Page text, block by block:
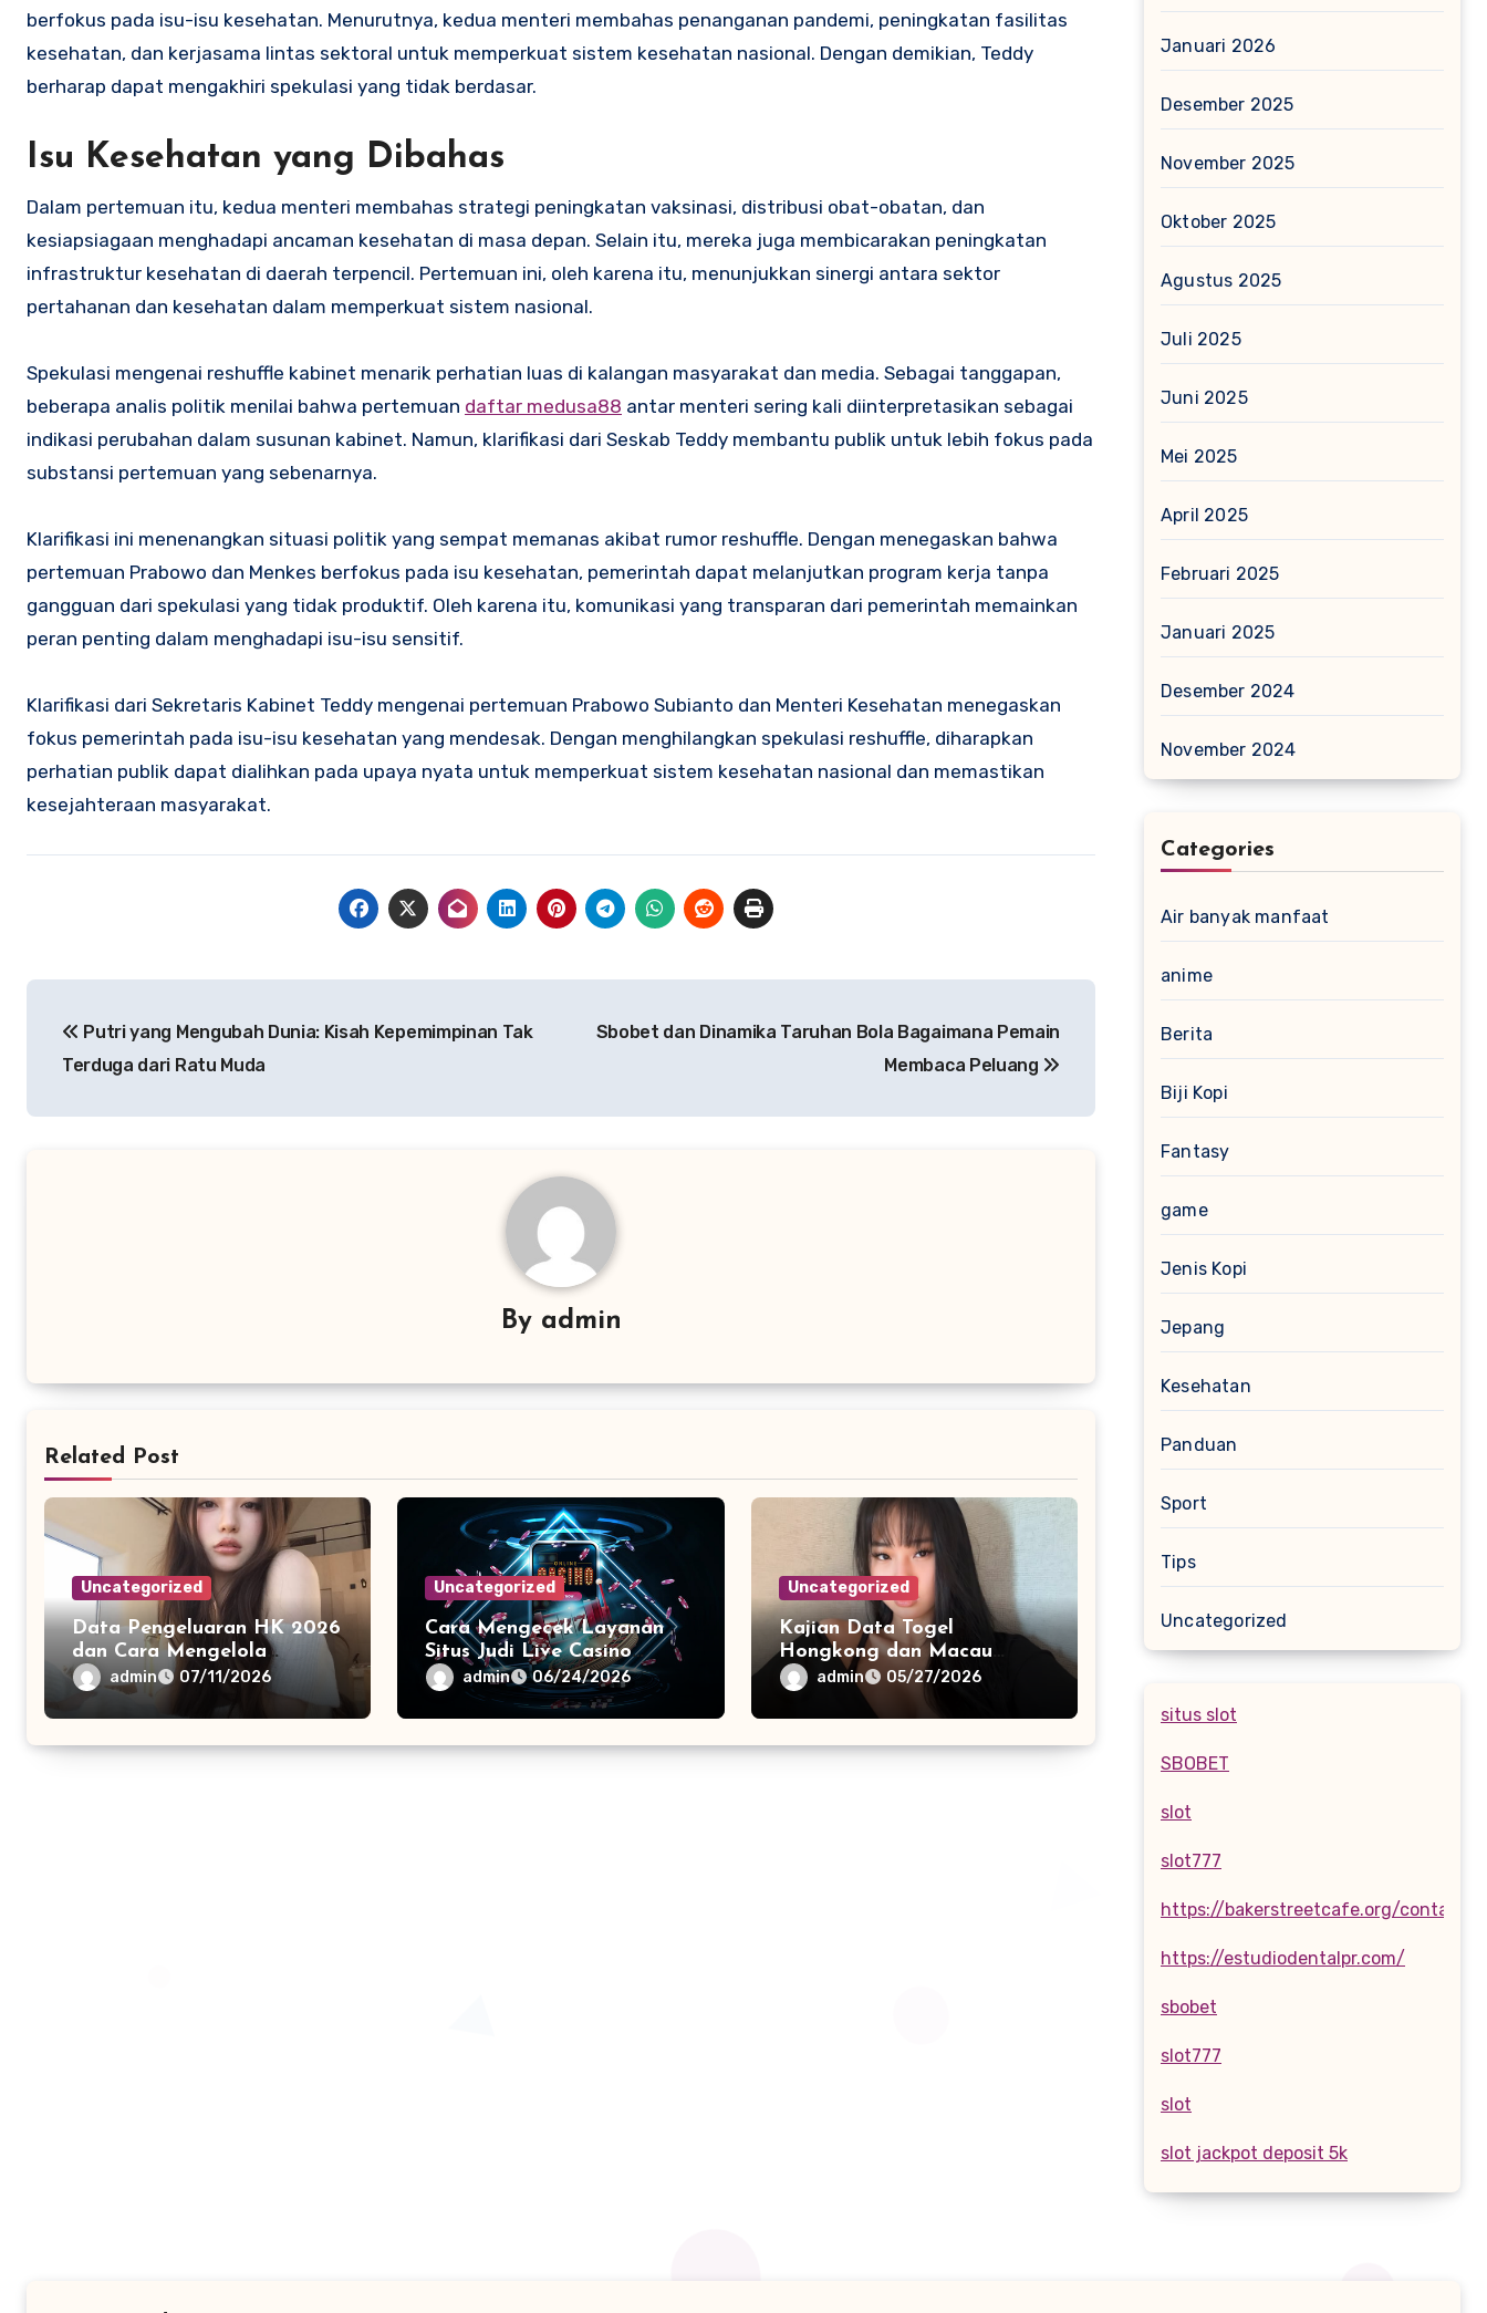
berfokus pada isu-isu kesehatan. Menurutnya, kedua menteri membahas penanganan pandemi, peningkatan fasilitas
kesehatan, dan kerjasama lintas sektoral untuk memperkuat sistem kesehatan nasional. Dengan demikian, Teddy
berharap dapat mengakhiri spekulasi yang tidak berdasar.
Isu Kesehatan yang Dibahas
Dalam pertemuan itu, kedua menteri membahas strategi peningkatan vaksinasi, distribusi obat-obatan, dan
kesiapsiagaan menghadapi ancaman kesehatan di masa depan. Selain itu, mereka juga membicarakan peningkatan
infrastruktur kesehatan di daerah terpencil. Pertemuan ini, oleh karena itu, menunjukkan sinergi antara sektor
pertahanan dan kesehatan dalam memperkuat sistem nasional.
Spekulasi mengenai reshuffle kabinet menarik perhatian luas di kalangan masyarakat dan media. Sebagai tanggapan,
beberapa analis politik menilai bahwa pertemuan daftar medusa88 antar menteri sering kali diinterpretasikan sebagai
indikasi perubahan dalam susunan kabinet. Namun, klarifikasi dari Seskab Teddy membantu publik untuk lebih fokus pada
substansi pertemuan yang sebenarnya.
Klarifikasi ini menenangkan situasi politik yang sempat memanas akibat rumor reshuffle. Dengan menegaskan bahwa
pertemuan Prabowo dan Menkes berfokus pada isu kesehatan, pemerintah dapat melanjutkan program kerja tanpa
gangguan dari spekulasi yang tidak produktif. Oleh karena itu, komunikasi yang transparan dari pemerintah memainkan
peran penting dalam menghadapi isu-isu sensitif.
Klarifikasi dari Sekretaris Kabinet Teddy mengenai pertemuan Prabowo Subianto dan Menteri Kesehatan menegaskan
fokus pemerintah pada isu-isu kesehatan yang mendesak. Dengan menghilangkan spekulasi reshuffle, diharapkan
perhatian publik dapat dialihkan pada upaya nyata untuk memperkuat sistem kesehatan nasional dan memastikan
kesejahteraan masyarakat.
pos Putri yang Mengubah Dunia: Kisah Kepemimpinan Tak
Terduga dari Ratu Muda
Sbobet dan Dinamika Taruhan Bola Bagaimana Pemain
Membaca Peluang
By admin
Related Post
Uncategorized
Data Pengeluaran HK 2026
dan Cara Mengelola
Riwayat Informasi Pasaran
Secara Modern
admin 07/11/2026
Uncategorized
Cara Mengecek Layanan
Situs Judi Live Casino
Online Terpercaya
admin 06/24/2026
Uncategorized
Kajian Data Togel
Hongkong dan Macau
dalam Sistem Informasi
admin 05/27/2026
Januari 2026
Desember 2025
November 2025
Oktober 2025
Agustus 2025
Juli 2025
Juni 2025
Mei 2025
April 2025
Februari 2025
Januari 2025
Desember 2024
November 2024
Categories
Air banyak manfaat
anime
Berita
Biji Kopi
Fantasy
game
Jenis Kopi
Jepang
Kesehatan
Panduan
Sport
Tips
Uncategorized
situs slot
SBOBET
slot
slot777
https://bakerstreetcafe.org/
https://estudiodentalpr.com/
sbobet
slot777
slot
slot jackpot deposit 5k